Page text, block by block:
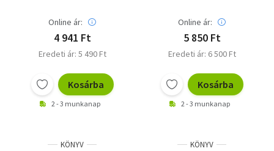
Online ár:
4 941 Ft
Eredeti ár: 5 490 Ft
Kosárba
2 - 3 munkanap
Online ár:
5 850 Ft
Eredeti ár: 6 500 Ft
Kosárba
2 - 3 munkanap
KÖNYV KÖNYV